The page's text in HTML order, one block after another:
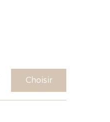
Choisir